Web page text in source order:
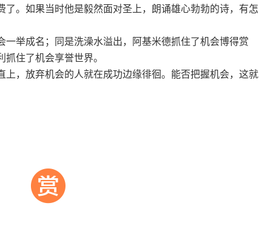
了。如果当时他是毅然面对圣上，朗诵雄心勃勃的诗，有怎
举成名；同是洗澡水溢出，阿基米德抓住了机会博得赏
住了机会享誉世界。
，放弃机会的人就在成功边缘徘徊。能否把握机会，这就